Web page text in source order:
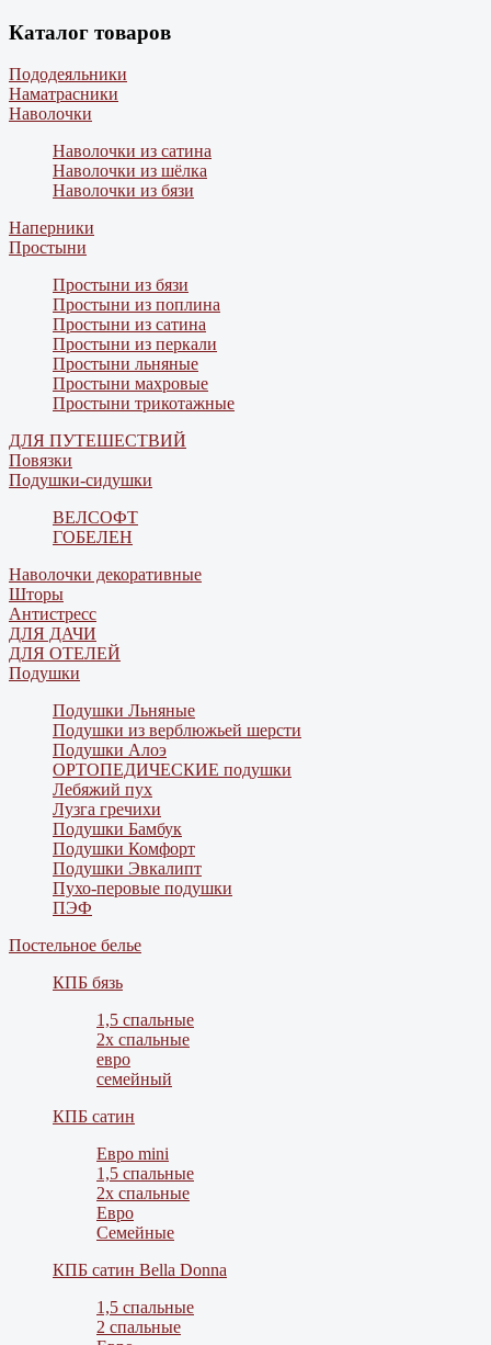
Каталог товаров
Пододеяльники
Наматрасники
Наволочки
Наволочки из сатина
Наволочки из шёлка
Наволочки из бязи
Наперники
Простыни
Простыни из бязи
Простыни из поплина
Простыни из сатина
Простыни из перкали
Простыни льняные
Простыни махровые
Простыни трикотажные
ДЛЯ ПУТЕШЕСТВИЙ
Повязки
Подушки-сидушки
ВЕЛСОФТ
ГОБЕЛЕН
Наволочки декоративные
Шторы
Антистресс
ДЛЯ ДАЧИ
ДЛЯ ОТЕЛЕЙ
Подушки
Подушки Льняные
Подушки из верблюжьей шерсти
Подушки Алоэ
ОРТОПЕДИЧЕСКИЕ подушки
Лебяжий пух
Лузга гречихи
Подушки Бамбук
Подушки Комфорт
Подушки Эвкалипт
Пухо-перовые подушки
ПЭФ
Постельное белье
КПБ бязь
1,5 спальные
2х спальные
евро
семейный
КПБ сатин
Евро mini
1,5 спальные
2х спальные
Евро
Семейные
КПБ сатин Bella Donna
1,5 спальные
2 спальные